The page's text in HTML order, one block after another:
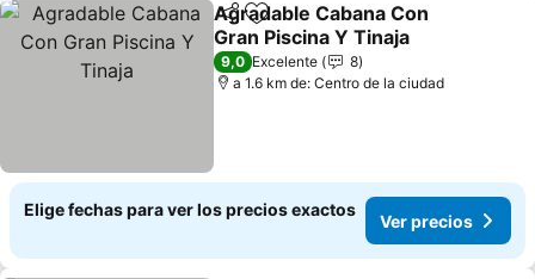
CompartirAgregar a favoritos
Agradable Cabana Con
Gran Piscina Y Tinaja
Ver precios
9,0 Excelente
8
a 1.6 km de: Centro de la ciudad
Elige fechas para ver los precios exactos
Ver precios